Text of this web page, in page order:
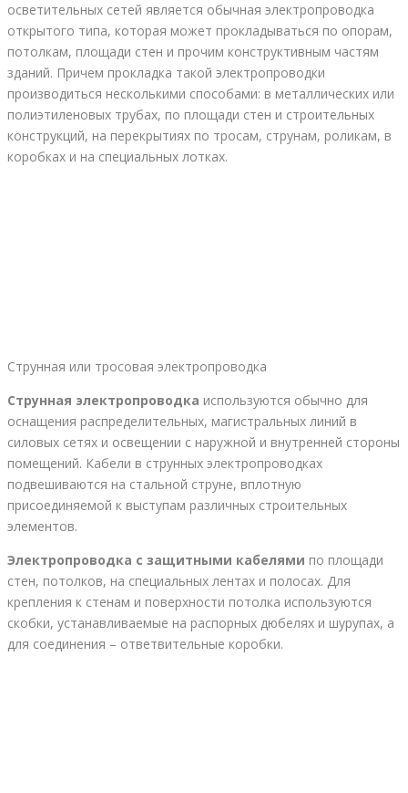
осветительных сетей является обычная электропроводка
открытого типа, которая может прокладываться по опорам,
потолкам, площади стен и прочим конструктивным частям
зданий. Причем прокладка такой электропроводки
производиться несколькими способами: в металлических или
полиэтиленовых трубах, по площади стен и строительных
конструкций, на перекрытиях по тросам, струнам, роликам, в
коробках и на специальных лотках.
Струнная или тросовая электропроводка
Струнная электропроводка используются обычно для
оснащения распределительных, магистральных линий в
силовых сетях и освещении с наружной и внутренней стороны
помещений. Кабели в струнных электропроводках
подвешиваются на стальной струне, вплотную
присоединяемой к выступам различных строительных
элементов.
Электропроводка с защитными кабелями по площади
стен, потолков, на специальных лентах и полосах. Для
крепления к стенам и поверхности потолка используются
скобки, устанавливаемые на распорных дюбелях и шурупах, а
для соединения – ответвительные коробки.